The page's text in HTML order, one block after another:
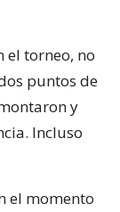
el torneo, no
puntos de
y
Incluso
el momento